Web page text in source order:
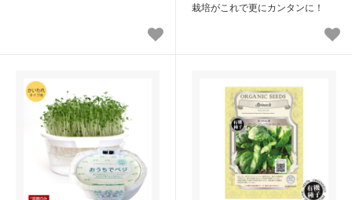
栽培がこれで更にカンタンに！